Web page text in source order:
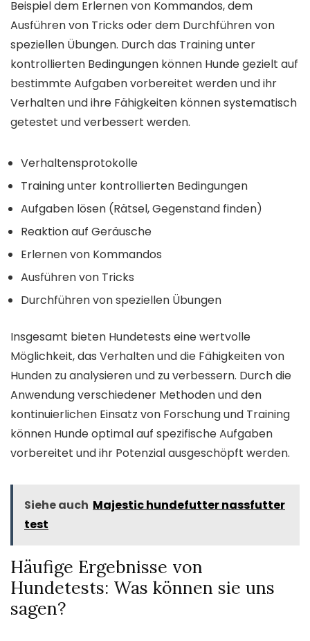
Beispiel dem Erlernen von Kommandos, dem
Ausführen von Tricks oder dem Durchführen von
speziellen Übungen. Durch das Training unter
kontrollierten Bedingungen können Hunde gezielt auf
bestimmte Aufgaben vorbereitet werden und ihr
Verhalten und ihre Fähigkeiten können systematisch
getestet und verbessert werden.
Verhaltensprotokolle
Training unter kontrollierten Bedingungen
Aufgaben lösen (Rätsel, Gegenstand finden)
Reaktion auf Geräusche
Erlernen von Kommandos
Ausführen von Tricks
Durchführen von speziellen Übungen
Insgesamt bieten Hundetests eine wertvolle
Möglichkeit, das Verhalten und die Fähigkeiten von
Hunden zu analysieren und zu verbessern. Durch die
Anwendung verschiedener Methoden und den
kontinuierlichen Einsatz von Forschung und Training
können Hunde optimal auf spezifische Aufgaben
vorbereitet und ihr Potenzial ausgeschöpft werden.
Siehe auch Majestic hundefutter nassfutter
test
Häufige Ergebnisse von
Hundetests: Was können sie uns
sagen?